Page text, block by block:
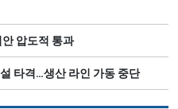
압도적 통과
타격…생산 라인 가동 중단